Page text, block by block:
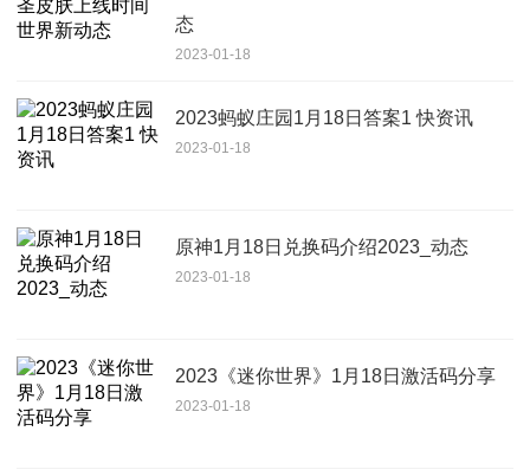
态
2023-01-18
2023蚂蚁庄园1月18日答案1 快资讯
2023-01-18
原神1月18日兑换码介绍2023_动态
2023-01-18
2023《迷你世界》1月18日激活码分享
2023-01-18